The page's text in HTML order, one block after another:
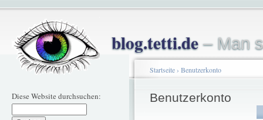
blog.tetti.de– Man
Diese Website durchsuchen:
Startseite› Benutzerkonto
Benutzerkonto